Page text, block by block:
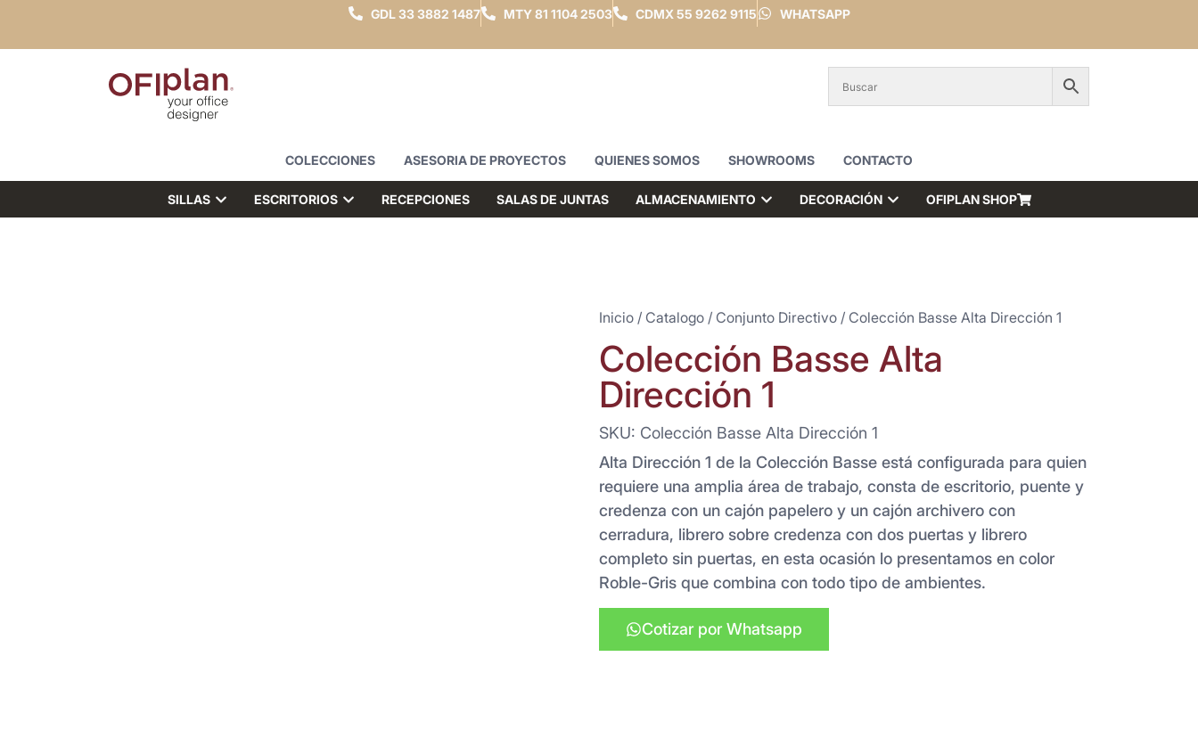
GDL33 3882 1487 MTY81 1104 2503 CDMX 55 9262 9115 WHATSAPP
COLECCIONES ASESORIA DE PROYECTOS QUIENES SOMOS SHOWROOMS CONTACTO
SILLAS ESCRITORIOS RECEPCIONES SALAS DE JUNTAS ALMACENAMIENTO DECORACIÓN OFIPLAN SHOP
Inicio / Catalogo / Conjunto Directivo / Colección Basse Alta Dirección 1
Colección Basse Alta
Dirección 1
SKU: Colección Basse Alta Dirección 1
Alta Dirección 1 de la Colección Basse está configurada para quien
requiere una amplia área de trabajo, consta de escritorio, puente y
credenza con un cajón papelero y un cajón archivero con
cerradura, librero sobre credenza con dos puertas y librero
completo sin puertas, en esta ocasión lo presentamos en color
Roble-Gris que combina con todo tipo de ambientes.
Cotizar por Whatsapp